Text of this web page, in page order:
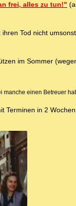
frei, alles zu tun!"
Tod nicht
im Sommer
einen Betreuer
Terminen in 2